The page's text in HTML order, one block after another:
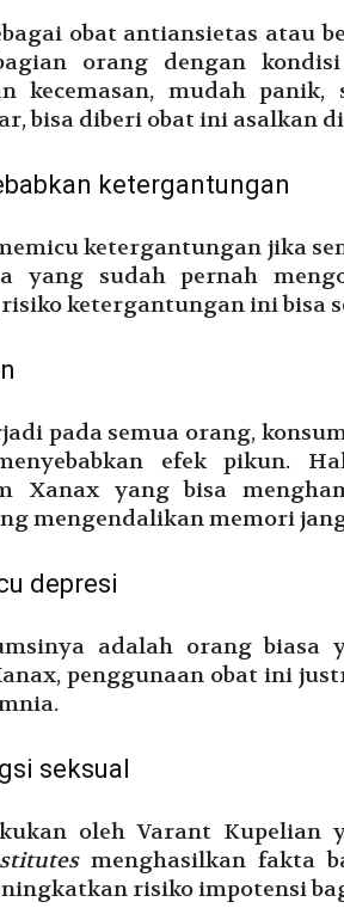
obat antiansietas atau
orang dengan
kecemasan, mudah panik,
bisa diberi obat ini asalkan
ketergantungan
ketergantungan jika
yang sudah pernah
ketergantungan ini bisa
pada semua orang,
efek pikun.
Xanax yang bisa
mengendalikan memori
depresi
adalah orang biasa
penggunaan obat ini
seksual
oleh Varant Kupelian
menghasilkan fakta
risiko impotensi